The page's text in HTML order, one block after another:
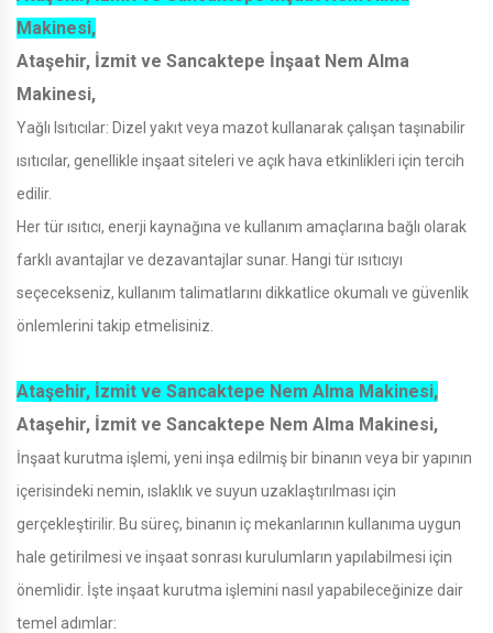
Makinesi,
Ataşehir, İzmit ve Sancaktepe İnşaat Nem Alma
Makinesi,
Yağlı Isıtıcılar: Dizel yakıt veya mazot kullanarak çalışan taşınabilir
ısıtıcılar, genellikle inşaat siteleri ve açık hava etkinlikleri için tercih
edilir.
Her tür ısıtıcı, enerji kaynağına ve kullanım amaçlarına bağlı olarak
farklı avantajlar ve dezavantajlar sunar. Hangi tür ısıtıcıyı
seçecekseniz, kullanım talimatlarını dikkatlice okumalı ve güvenlik
önlemlerini takip etmelisiniz.
Ataşehir, İzmit ve Sancaktepe Nem Alma Makinesi,
Ataşehir, İzmit ve Sancaktepe Nem Alma Makinesi,
İnşaat kurutma işlemi, yeni inşa edilmiş bir binanın veya bir yapının
içerisindeki nemin, ıslaklık ve suyun uzaklaştırılması için
gerçekleştirilir. Bu süreç, binanın iç mekanlarının kullanıma uygun
hale getirilmesi ve inşaat sonrası kurulumların yapılabilmesi için
önemlidir. İşte inşaat kurutma işlemini nasıl yapabileceğinize dair
temel adımlar: